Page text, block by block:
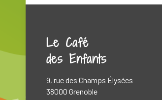
Le Café
des Enfants
9, rue des Champs Élysées
38000 Grenoble